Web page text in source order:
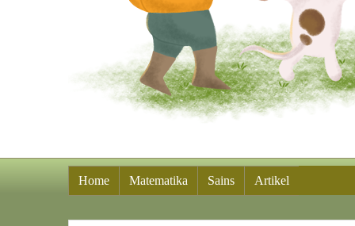
Home Matematika Sains Artikel